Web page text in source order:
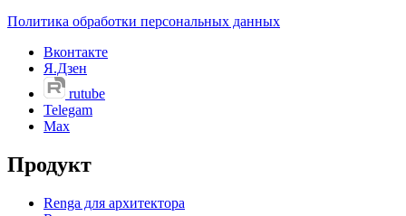
Политика обработки персональных данных
Вконтакте
Я.Дзен
rutube
Telegam
Max
Продукт
Renga для архитектора